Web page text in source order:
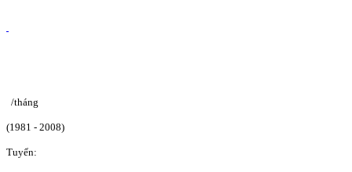
/tháng
(1981 - 2008)
Tuyển: